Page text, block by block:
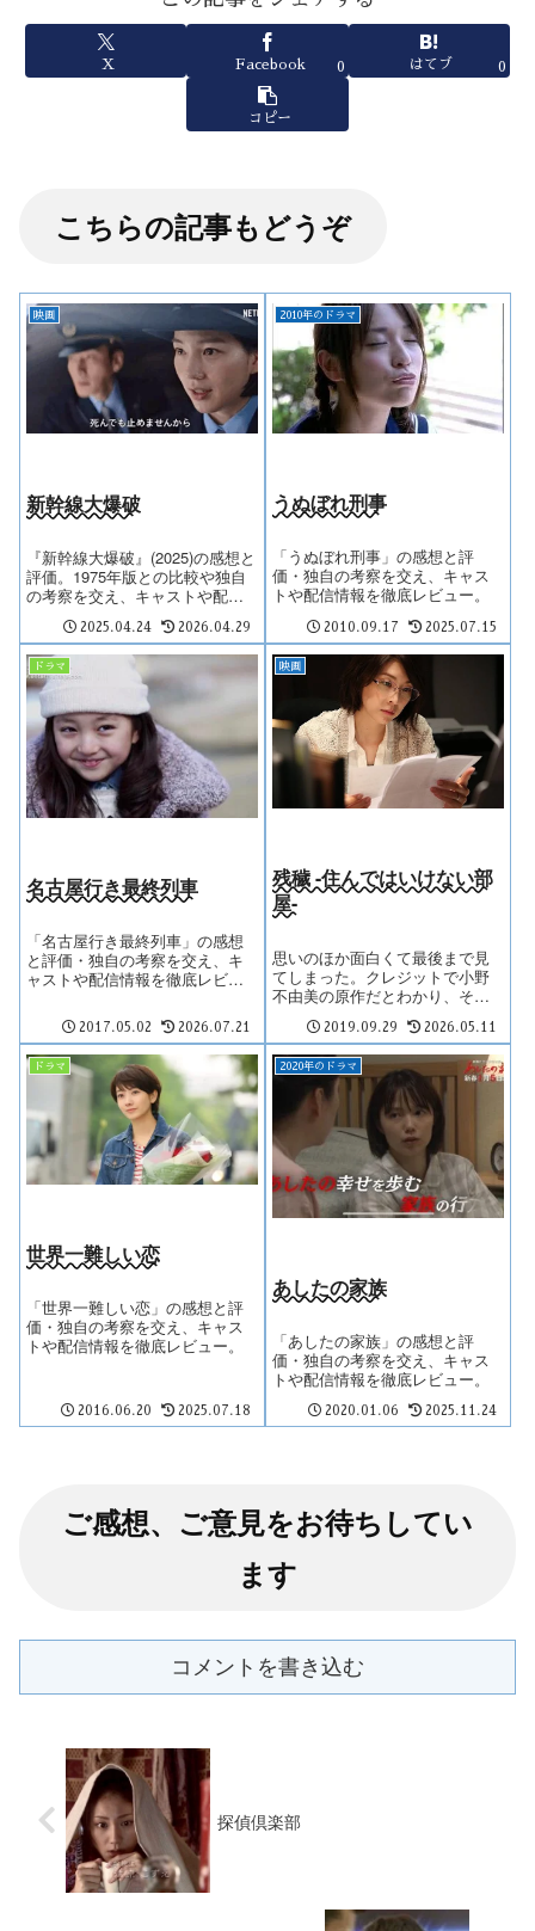
X Facebook 0 はてブ 0
コピー
こちらの記事もどうぞ
映画
新幹線大爆破
『新幹線大爆破』(2025)の感想と
評価。1975年版との比較や独自
の考察を交え、キャストや配信
を徹底レビュー。
2025.04.24 2026.04.29
2010年のドラマ
うぬぼれ刑事
「うぬぼれ刑事」の感想と評
価・独自の考察を交え、キャス
トや配信情報を徹底レビュー。
2010.09.17 2025.07.15
ドラマ
名古屋行き最終列車
「名古屋行き最終列車」の感想
と評価・独自の考察を交え、キ
ャストや配信情報を徹底レビュ
2017.05.02 2026.07.21
映画
残穢 -住んではいけない部
屋-
思いのほか面白くて最後まで見
てしまった。クレジットで小野
不由美の原作だとわかり、そう
なかったことを思い出した。
2019.09.29 2026.05.11
ドラマ
世界一難しい恋
「世界一難しい恋」の感想と評
価・独自の考察を交え、キャス
トや配信情報を徹底レビュー。
2016.06.20 2025.07.18
2020年のドラマ
あしたの家族
「あしたの家族」の感想と評
価・独自の考察を交え、キャス
トや配信情報を徹底レビュー。
2020.01.06 2025.11.24
ご感想、ご意見をお待ちしてい
ます
コメントを書き込む
探偵倶楽部